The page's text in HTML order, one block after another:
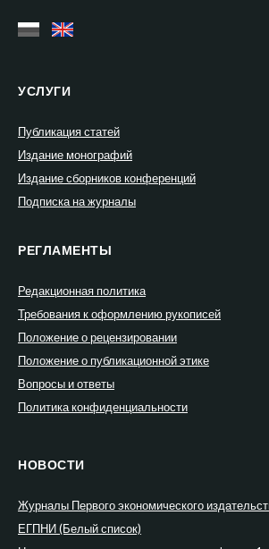
УСЛУГИ
Публикация статей
Издание монографий
Издание сборников конференций
Подписка на журналы
РЕГЛАМЕНТЫ
Редакционная политика
Требования к оформлению рукописей
Положение о рецензировании
Положение о публикационной этике
Вопросы и ответы
Политика конфиденциальности
НОВОСТИ
Журналы Первого экономического
ЕГПНИ (Белый список)